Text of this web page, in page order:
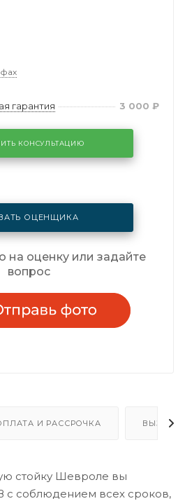
гарантия 3 000 ₽
КОНСУЛЬТАЦИЮ
ОЦЕНЩИКА
на оценку или задайте
вопрос
И РАССРОЧКА ВЫЗОВ
стойку Шевроле вы
с соблюдением всех сроков,